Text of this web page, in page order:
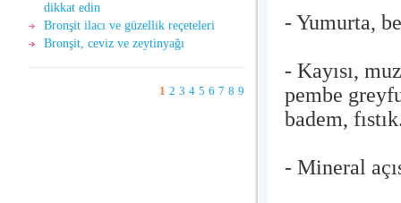
dikkat edin
Bronşit ilacı ve güzellik reçeteleri
Bronşit, ceviz ve zeytinyağı
1 2 3 4 5 6 7 8 9
- Yumurta,
- Kayısı,
pembe
badem,
- Mineral